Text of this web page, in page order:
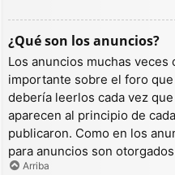
¿Qué son los anuncios?
Los anuncios muchas
importante sobre el foro
debería leerlos cada vez
aparecen al principio de
publicaron. Como en los
para anuncios son
Arriba